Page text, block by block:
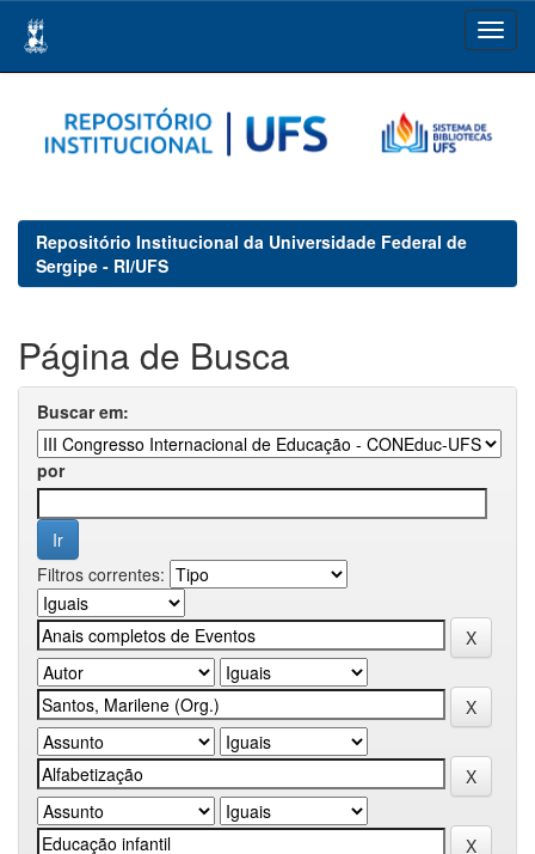
navigation
Repositório Institucional da Universidade Federal de
Sergipe - RI/UFS
Página de Busca
Buscar em:
por
Filtros correntes: